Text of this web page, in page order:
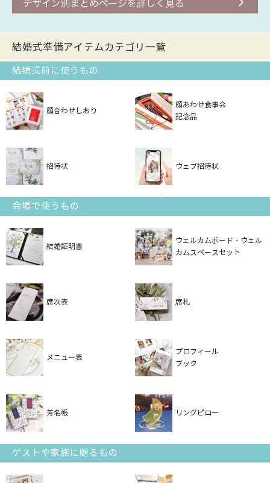
結婚式準備アイテムカテゴリ一覧
結婚式前に使うもの
顔合わせしおり
顔あわせ食事会
記念品
招待状 ウェブ招待状
会場で使うもの
結婚証明書
ウェルカムボード・ウェル
カムスペースセット
席次表 席札
メニュー表
プロフィール
ブック
芳名帳 リングピロー
ゲストや家族に贈るもの